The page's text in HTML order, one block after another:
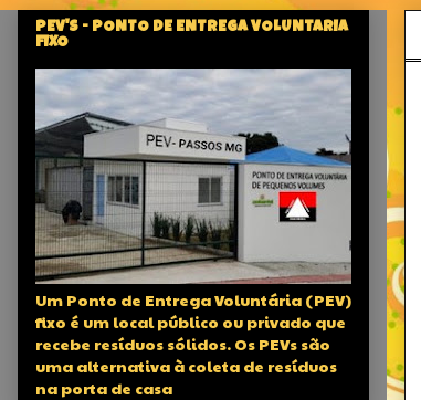
PEV'S - PONTO DE ENTREGA VOLUNTARIA
FIXO
Um Ponto de Entrega Voluntária (PEV)
fixo é um local público ou privado que
recebe resíduos sólidos. Os PEVs são
uma alternativa à coleta de resíduos
na porta de casa